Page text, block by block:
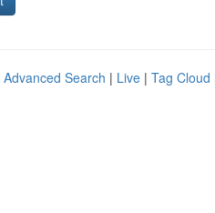
Advanced Search | Live | Tag Cloud